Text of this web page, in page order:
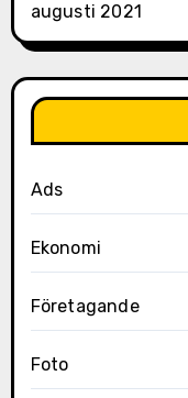
augusti 2021
Ads
Ekonomi
Företagande
Foto